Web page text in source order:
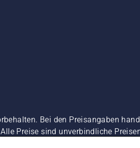
Bei den Preisangaben
Preise sind unverbindliche